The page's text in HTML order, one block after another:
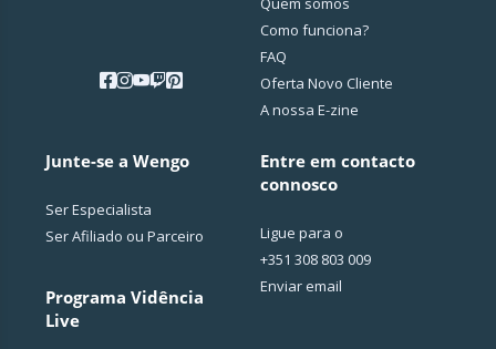
Como funciona?
FAQ
Oferta Novo Cliente
A nossa E-zine
Junte-se a Wengo
Ser Especialista
Ser Afiliado ou Parceiro
Programa Vidência
Live
Entre em contacto
connosco
Ligue para o
+351 308 803 009
Enviar email